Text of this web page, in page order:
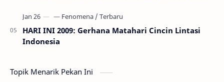
HARI INI 2009: Gerhana Matahari Cincin Lintasi
Indonesia
Topik Menarik Pekan Ini